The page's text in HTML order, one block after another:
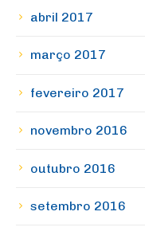
abril 2017
março 2017
fevereiro 2017
novembro 2016
outubro 2016
setembro 2016